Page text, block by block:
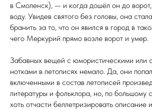
в Смоленск), — и когда дошёл он до
воду. Увидев святого без головы, она
бранить за то, что он явился в город в
чего Меркурий прямо возле ворот и умер.
Забавных вещей с юмористическими или
нотками в летописях немало. Да, они
включенными в состав летописей
литературы и фольклора, но, по большому
хоть отчасти беллетризировать описание